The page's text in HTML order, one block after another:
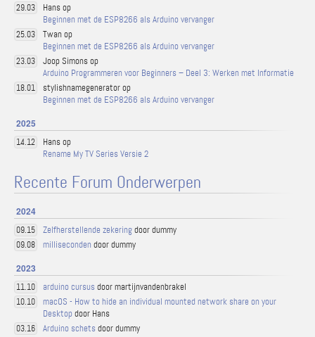
29.03
Hans op
Beginnen met de ESP8266 als Arduino vervanger
25.03
Twan op
Beginnen met de ESP8266 als Arduino vervanger
23.03
Joop Simons op
Arduino Programmeren voor Beginners – Deel 3: Werken met Informatie
18.01
stylishnamegenerator op
Beginnen met de ESP8266 als Arduino vervanger
2025
14.12
Hans op
Rename My TV Series Versie 2
Recente Forum Onderwerpen
2024
09.15 Zelfherstellende zekeringdoor dummy
09.08 milliseconden door dummy
2023
11.10 arduino cursus door martijnvandenbrakel
10.10
macOS - How to hide an individual mounted network share on your
Desktop door Hans
03.16 Arduino schets door dummy